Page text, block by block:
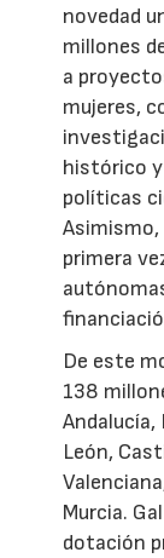
novedad
millones
a
mujeres,
histórico
políticas
primera
De este
138
Andalucía,
León,
Murcia.
dotación